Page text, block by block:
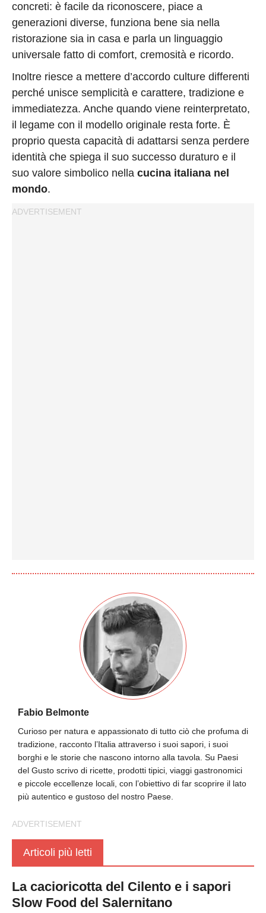
concreti: è facile da riconoscere, piace a
generazioni diverse, funziona bene sia nella
ristorazione sia in casa e parla un linguaggio
universale fatto di comfort, cremosità e ricordo.
Inoltre riesce a mettere d’accordo culture differenti
perché unisce semplicità e carattere, tradizione e
immediatezza. Anche quando viene reinterpretato,
il legame con il modello originale resta forte. È
proprio questa capacità di adattarsi senza perdere
identità che spiega il suo successo duraturo e il
suo valore simbolico nella cucina italiana nel
mondo.
Fabio Belmonte
Curioso per natura e appassionato di tutto ciò che profuma di
tradizione, racconto l’Italia attraverso i suoi sapori, i suoi
borghi e le storie che nascono intorno alla tavola. Su Paesi
del Gusto scrivo di ricette, prodotti tipici, viaggi gastronomici
e piccole eccellenze locali, con l’obiettivo di far scoprire il lato
più autentico e gustoso del nostro Paese.
Articoli più letti
La cacioricotta del Cilento e i sapori
Slow Food del Salernitano